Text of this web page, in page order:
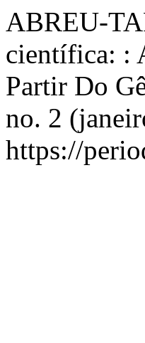
ABREU-
científica: :
Partir Do
no. 2
https://